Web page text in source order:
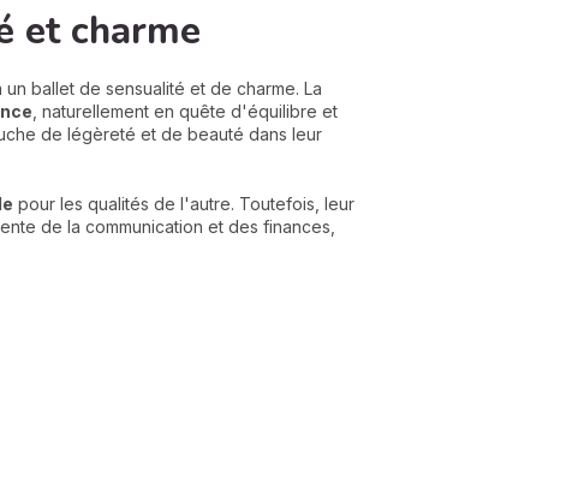
et charme
ballet de sensualité et de charme. La
, naturellement en quête d'équilibre et
de légèreté et de beauté dans leur
pour les qualités de l'autre. Toutefois, leur
de la communication et des finances,